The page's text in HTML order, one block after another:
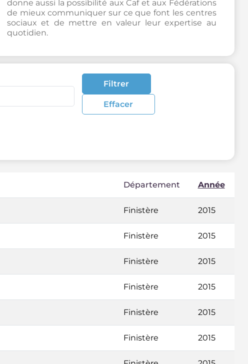
donne aussi la possibilité aux Caf et aux Fédérations
de mieux communiquer sur ce que font les centres
sociaux et de mettre en valeur leur expertise au
quotidien.
Filtrer
Effacer
Département Année
Finistère 2015
Finistère 2015
Finistère 2015
Finistère 2015
Finistère 2015
Finistère 2015